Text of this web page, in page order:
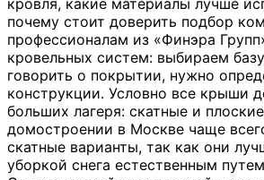
почему стоит доверить подбор
профессионалам из «Финэра
кровельных систем: выбираем
говорить о покрытии, нужно
конструкции. Условно все крыши
больших лагеря: скатные и
домостроении в Москве чаще
скатные варианты, так как они
уборкой снега естественным